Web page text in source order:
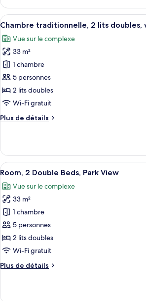
2
lits
doubles
Chambre
traditionnelle,
2
doubles
Afficher
toutes
les
photos
pour
ce
type
de
chambre :
Chambre
lits
doubles,
vue
sur
le
complexe
Une
8
Chambre traditionnelle, 2 lits doubles,
Vue sur le complexe
33 m²
1 chambre
5 personnes
2 lits doubles
Wi-Fi gratuit
Plus de détails
Plus
Chambre
traditionnelle,
2
doubles,
vue
sur
le
complexe
Afficher
toutes
les
photos
pour
ce
type
de
chambre :
Room,
Une
6
Room, 2 Double Beds, Park View
Vue sur le complexe
33 m²
1 chambre
5 personnes
2 lits doubles
Wi-Fi gratuit
Plus de détails
Plus